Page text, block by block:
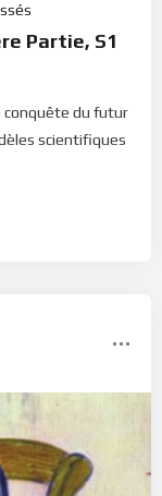
Partie, S1
conquête du futur
scientifiques